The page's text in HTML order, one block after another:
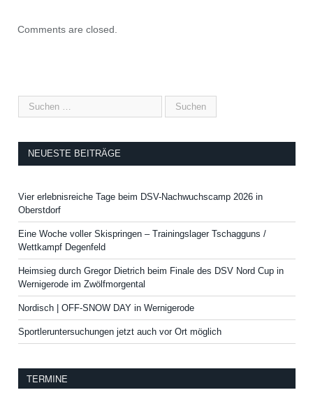
Comments are closed.
NEUESTE BEITRÄGE
Vier erlebnisreiche Tage beim DSV-Nachwuchscamp 2026 in
Oberstdorf
Eine Woche voller Skispringen – Trainingslager Tschagguns /
Wettkampf Degenfeld
Heimsieg durch Gregor Dietrich beim Finale des DSV Nord Cup in
Wernigerode im Zwölfmorgental
Nordisch | OFF-SNOW DAY in Wernigerode
Sportleruntersuchungen jetzt auch vor Ort möglich
TERMINE